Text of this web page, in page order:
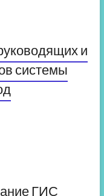
и
системы
ГИС